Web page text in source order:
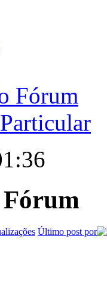
Fórum
Fórum
Último post por